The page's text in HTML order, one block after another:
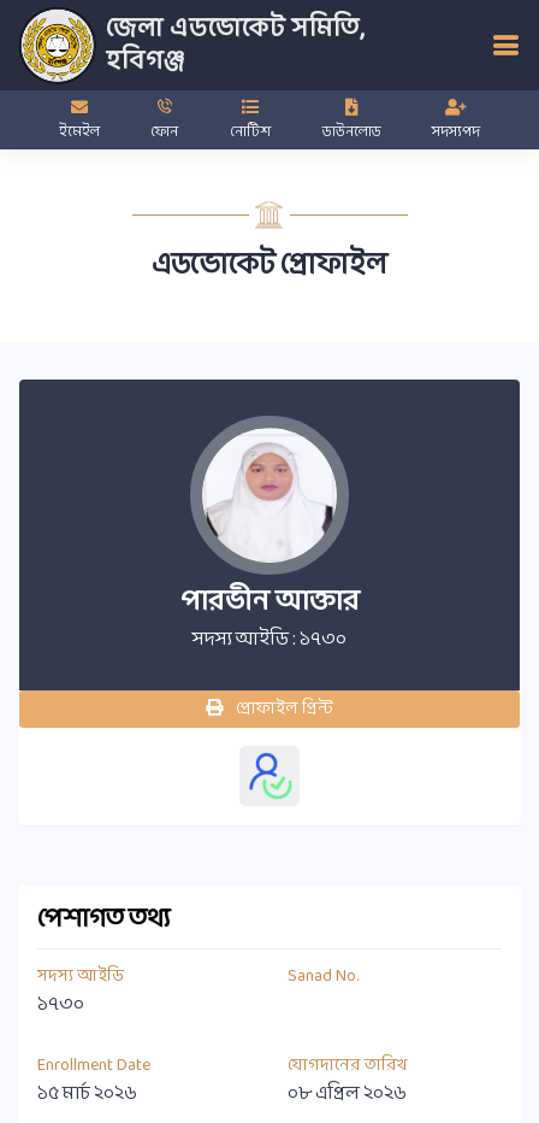
জেলা এডভোকেট সমিতি,
হবিগঞ্জ
ইমেইল ফোন নোটিশ ডাউনলোড সদস্যপদ
এডভোকেট প্রোফাইল
পারভীন আক্তার
সদস্য আইডি : ১৭৩০
প্রোফাইল প্রিন্ট
পেশাগত তথ্য
সদস্য আইডি
১৭৩০
Sanad No.
Enrollment Date
১৫ মার্চ ২০২৬
যোগদানের তারিখ
০৮ এপ্রিল ২০২৬